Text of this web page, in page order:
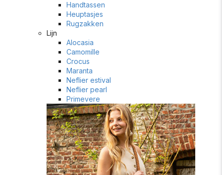
Handtassen
Heuptasjes
Rugzakken
Lijn
Alocasia
Camomille
Crocus
Maranta
Neflier estival
Neflier pearl
Primevere